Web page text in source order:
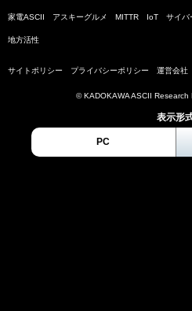
家電ASCII アスキーグルメ MITTR IoT サイバ
地方活性
サイトポリシー プライバシーポリシー 運営会社
© KADOKAWA ASCII
表示形
PC